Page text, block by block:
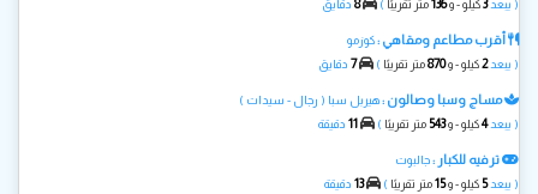
( يبعد3كيلو - و136متر تقريبًا )
8 دقايق
أقرب مطاعم ومقاهي :كوزمو
( يبعد2كيلو - و870متر تقريبًا )
7 دقايق
مساج وسبا وصالون :هيربل سبا ( رجال - سيدات )
( يبعد4كيلو - و543 متر تقريبًا )
11 دقيقة
ترفيه للكبار :جالبوت
( يبعد5 كيلو - و15متر تقريبًا )
13 دقيقة